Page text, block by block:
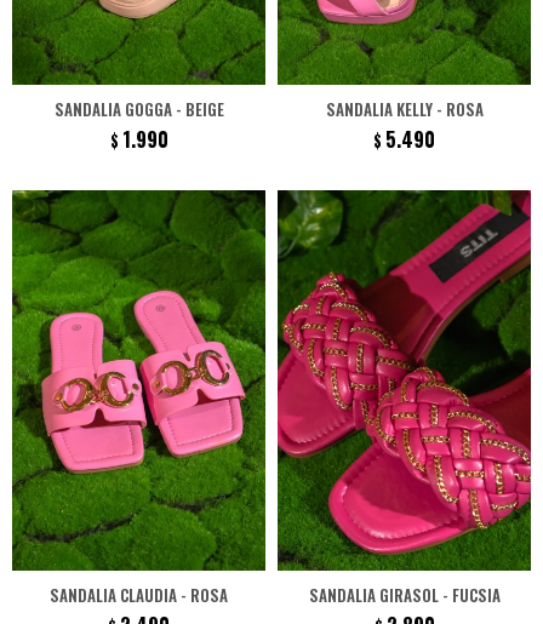
SANDALIA GOGGA - BEIGE
$ 1.990
SANDALIA KELLY - ROSA
$ 5.490
SANDALIA CLAUDIA - ROSA SANDALIA GIRASOL - FUCSIA